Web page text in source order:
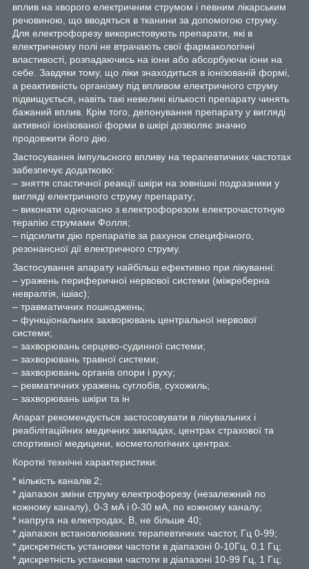
вплив на хворого електричним струмом і певним лікарським
речовиною, що вводяться в тканини за допомогою струму.
Для електрофорезу використовують препарати, які в
електричному полі не втрачають свої фармакологічні
властивості, розпадаючись на іони або абсорбуючи іони на
себе. Завдяки тому, що ліки знаходиться в іонізованій формі,
а реактивність організму під впливом електричного струму
підвищується, навіть такі невеликі кількості препарату чинять
бажаний вплив. Крім того, депонування препарату у вигляді
активної іонізованої форми в шкірі дозволяє значно
продовжити його дію.
Застосування імпульсного впливу на терапевтичних частотах
забезпечує додатково:
– зняття спастичної реакції шкіри на зовнішні подразники у
вигляді електричного струму препарату;
– виконати одночасно з електрофорезом електрочастотную
терапію струмами Фолля;
– підсилити дію препаратів за рахунок специфічного,
резонансної дії електричного струму.
Застосування апарату найбільш ефективно при лікуванні:
– уражень периферичної нервової системи (міжреберна
невралгія, ішіас);
– травматичних пошкоджень;
– функціональних захворювань центральної нервової
системи;
– захворювань серцево-судинної системи;
– захворювань травної системи;
– захворювань органів опори і руху;
– ревматичних уражень суглобів, сухожиль;
– захворювань шкіри та ін
Апарат рекомендується застосовувати в лікувальних і
реабілітаційних медичних закладах, центрах страхової та
спортивної медицини, косметологічних центрах.
Короткі технічні характеристики:
* кількість каналів 2;
* діапазон зміни струму електрофорезу (незалежний по
кожному каналу), 0-3 мА і 0-30 мА, по кожному каналу;
* напруга на електродах, В, не більше 40;
* діапазон встановлюваних терапевтичних частот, Гц 0-99;
* дискретність установки частоти в діапазоні 0-10Гц, 0,1 Гц;
* дискретність установки частоти в діапазоні 10-99 Гц, 1 Гц;